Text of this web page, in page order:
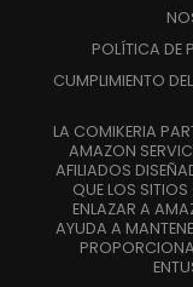
POLÍTICA DE
CUMPLIMIENTO
LA COMIKERIA
AMAZON
AFILIADOS
QUE LOS
ENLAZAR A
AYUDA A